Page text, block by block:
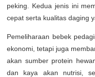
peking. Kedua jenis ini
cepat serta kualitas daging
Pemeliharaan bebek
ekonomi, tetapi juga
akan sumber protein
dan kaya akan nutrisi,